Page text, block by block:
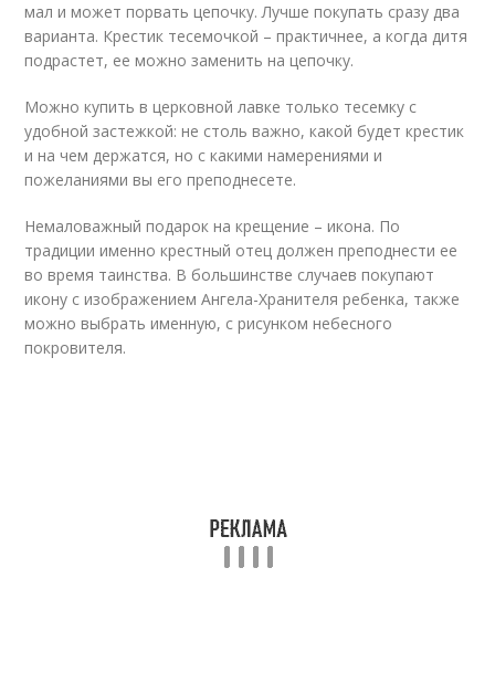
мал и может порвать цепочку. Лучше покупать сразу два
варианта. Крестик тесемочкой – практичнее, а когда дитя
подрастет, ее можно заменить на цепочку.
Можно купить в церковной лавке только тесемку с
удобной застежкой: не столь важно, какой будет крестик
и на чем держатся, но с какими намерениями и
пожеланиями вы его преподнесете.
Немаловажный подарок на крещение – икона. По
традиции именно крестный отец должен преподнести ее
во время таинства. В большинстве случаев покупают
икону с изображением Ангела-Хранителя ребенка, также
можно выбрать именную, с рисунком небесного
покровителя.